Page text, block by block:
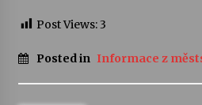
Letní koncerty ve
Post Views:3
Posted in Informace z